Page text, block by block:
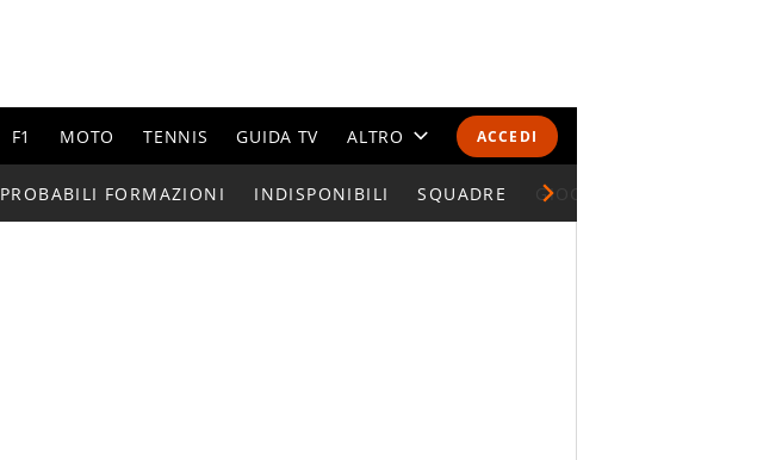
ACCEDI
F1 MOTO TENNIS GUIDA TV ALTRO
CALENDARI E CLASSIFICHE
PROBABILI FORMAZIONI INDISPONIBILI SQUADRE GIOCATORI SERIE A